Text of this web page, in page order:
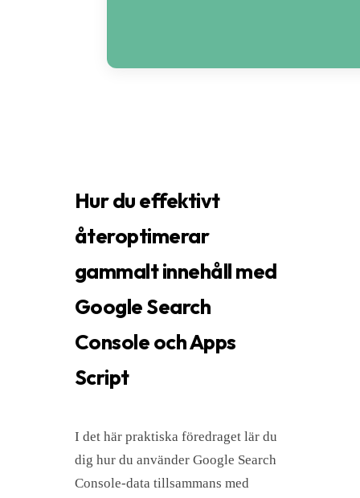
Hur du effektivt
återoptimerar
gammalt innehåll med
Google Search
Console och Apps
Script
I det här praktiska föredraget lär du
dig hur du använder Google Search
Console-data tillsammans med